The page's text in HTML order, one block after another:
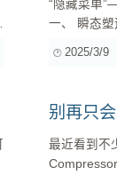
“隐藏菜单
一、 瞬态塑造器，不只是“加
鼓的敲击
2025/3/9
别再只
最近看到不